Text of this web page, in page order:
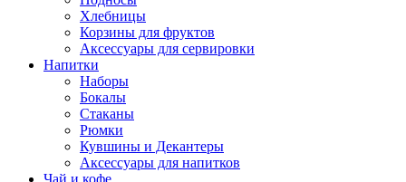
Хлебницы
Корзины для фруктов
Аксессуары для сервировки
Напитки
Наборы
Бокалы
Стаканы
Рюмки
Кувшины и Декантеры
Аксессуары для напитков
Чай и кофе